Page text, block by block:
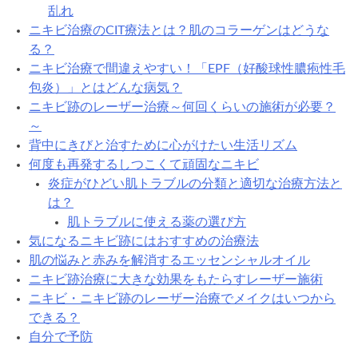
乱れ
ニキビ治療のCIT療法とは？肌のコラーゲンはどうな
る？
ニキビ治療で間違えやすい！「EPF（好酸球性膿疱性毛
包炎）」とはどんな病気？
ニキビ跡のレーザー治療～何回くらいの施術が必要？
～
背中にきびと治すために心がけたい生活リズム
何度も再発するしつこくて頑固なニキビ
炎症がひどい肌トラブルの分類と適切な治療方法と
は？
肌トラブルに使える薬の選び方
気になるニキビ跡にはおすすめの治療法
肌の悩みと赤みを解消するエッセンシャルオイル
ニキビ跡治療に大きな効果をもたらすレーザー施術
ニキビ・ニキビ跡のレーザー治療でメイクはいつから
できる？
自分で予防